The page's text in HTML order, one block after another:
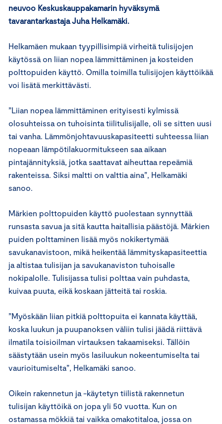
neuvoo Keskuskauppakamarin hyväksymä
tavarantarkastaja Juha Helkamäki.
Helkamäen mukaan tyypillisimpiä virheitä tulisijojen
käytössä on liian nopea lämmittäminen ja kosteiden
polttopuiden käyttö. Omilla toimilla tulisijojen käyttöikää
voi lisätä merkittävästi.
”Liian nopea lämmittäminen erityisesti kylmissä
olosuhteissa on tuhoisinta tiilitulisijalle, oli se sitten uusi
tai vanha. Lämmönjohtavuuskapasiteetti suhteessa liian
nopeaan lämpötilakuormitukseen saa aikaan
pintajännityksiä, jotka saattavat aiheuttaa repeämiä
rakenteissa. Siksi maltti on valttia aina”, Helkamäki
sanoo.
Märkien polttopuiden käyttö puolestaan synnyttää
runsasta savua ja sitä kautta haitallisia päästöjä. Märkien
puiden polttaminen lisää myös nokikertymää
savukanavistoon, mikä heikentää lämmityskapasiteettia
ja altistaa tulisijan ja savukanaviston tuhoisalle
nokipalolle. Tulisijassa tulisi polttaa vain puhdasta,
kuivaa puuta, eikä koskaan jätteitä tai roskia.
”Myöskään liian pitkiä polttopuita ei kannata käyttää,
koska luukun ja puupanoksen väliin tulisi jäädä riittävä
ilmatila toisioilman virtauksen takaamiseksi. Tällöin
säästytään usein myös lasiluukun nokeentumiselta tai
vaurioitumiselta”, Helkamäki sanoo.
Oikein rakennetun ja -käytetyn tiilistä rakennetun
tulisijan käyttöikä on jopa yli 50 vuotta. Kun on
ostamassa mökkiä tai vaikka omakotitaloa, jossa on